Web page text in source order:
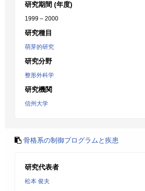
研究期間 (年度)
1999 – 2000
研究種目
萌芽的研究
研究分野
整形外科学
研究機関
信州大学
骨格系の制御プログラムと疾患
研究代表者
松本 俊夫